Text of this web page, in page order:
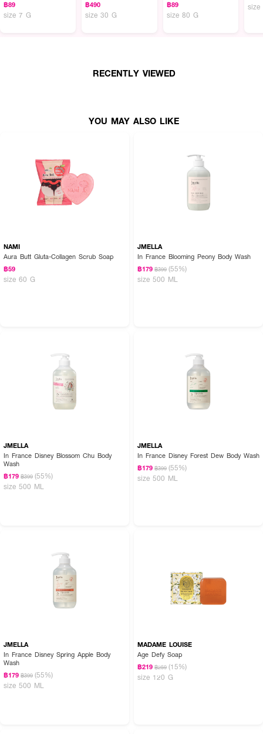
฿89
size 7 G
฿490
size 30 G
฿89
size 80 G
size
RECENTLY VIEWED
YOU MAY ALSO LIKE
NAMI
Aura Butt Gluta-Collagen Scrub Soap
฿59
size 60 G
JMELLA
In France Blooming Peony Body Wash
฿179 ฿399 (55%)
size 500 ML
JMELLA
In France Disney Blossom Chu Body
Wash
฿179 ฿399 (55%)
size 500 ML
JMELLA
In France Disney Forest Dew Body Wash
฿179 ฿399 (55%)
size 500 ML
JMELLA
In France Disney Spring Apple Body
Wash
฿179 ฿399 (55%)
size 500 ML
MADAME LOUISE
Age Defy Soap
฿219 ฿259 (15%)
size 120 G